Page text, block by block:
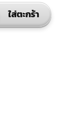
ใส่ตะกร้า